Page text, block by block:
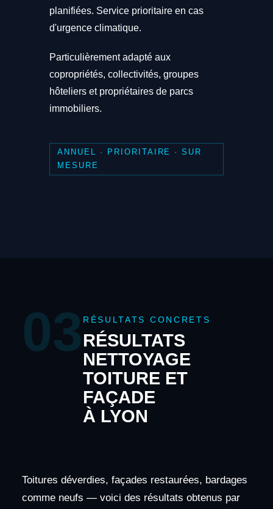
planifiées. Service prioritaire en cas
d'urgence climatique.
Particulièrement adapté aux
copropriétés, collectivités, groupes
hôteliers et propriétaires de parcs
immobiliers.
ANNUEL · PRIORITAIRE · SUR
MESURE
03 RÉSULTATS CONCRETS
RÉSULTATS
NETTOYAGE
TOITURE ET
FAÇADE
À LYON
Toitures déverdies, façades restaurées, bardages
comme neufs — voici des résultats obtenus par